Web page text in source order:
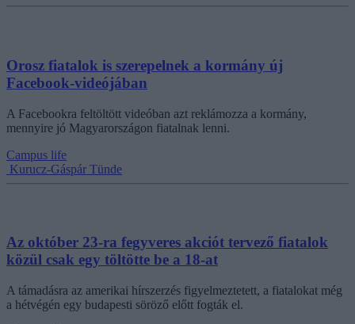
Orosz fiatalok is szerepelnek a kormány új
Facebook-videójában
A Facebookra feltöltött videóban azt reklámozza a kormány,
mennyire jó Magyarországon fiatalnak lenni.
Campus life
Kurucz-Gáspár Tünde
Az október 23-ra fegyveres akciót tervező fiatalok
közül csak egy töltötte be a 18-at
A támadásra az amerikai hírszerzés figyelmeztetett, a fiatalokat még
a hétvégén egy budapesti söröző előtt fogták el.